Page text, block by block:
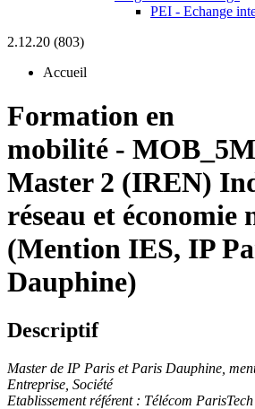
PEI - Echange
2.12.20 (803)
Accueil
Formation en
mobilité -
Master 2 (IREN)
réseau et économie
(Mention IES, IP
Dauphine)
Descriptif
Master de IP Paris et Paris Dauphine,
Entreprise, Société
Etablissement référent : Télécom ParisTech